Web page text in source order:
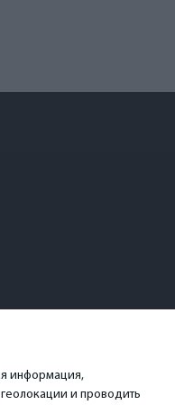
информация,
и проводить